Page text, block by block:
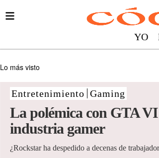
YO
Lo más visto
Entretenimiento Gaming
La polémica con GTA VI
industria gamer
¿Rockstar ha despedido a decenas de